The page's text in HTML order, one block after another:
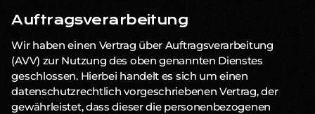
Auftragsverarbeitung
Wir haben einen Vertrag über Auftragsverarbeitung
(AVV) zur Nutzung des oben genannten Dienstes
geschlossen. Hierbei handelt es sich um einen
datenschutzrechtlich vorgeschriebenen Vertrag, der
gewährleistet, dass dieser die personenbezogenen